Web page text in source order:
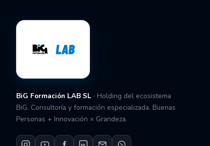
BiG Formación LAB SL · Holding del ecosistema
BiG. Consultoría y formación especializada. Buenas
Personas + Innovación × Grandeza.